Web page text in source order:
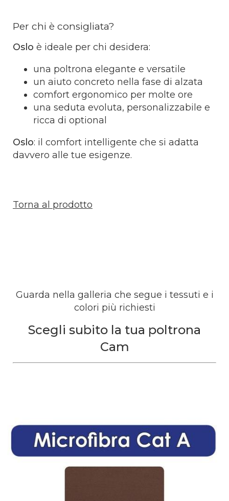
Per chi è consigliata?
Oslo è ideale per chi desidera:
una poltrona elegante e versatile
un aiuto concreto nella fase di alzata
comfort ergonomico per molte ore
una seduta evoluta, personalizzabile e
ricca di optional
Oslo: il comfort intelligente che si adatta
davvero alle tue esigenze.
Torna al prodotto
Guarda nella galleria che segue i tessuti e i
colori più richiesti
Scegli subito la tua poltrona
Cam